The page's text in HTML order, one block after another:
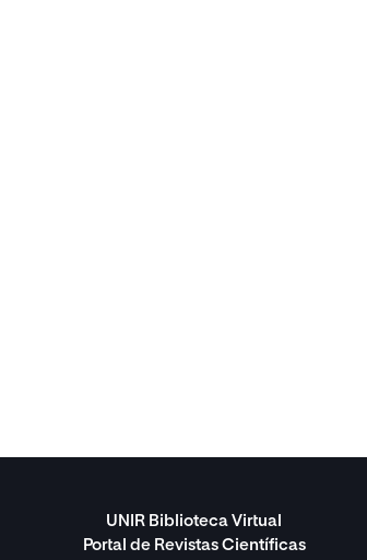
UNIR Biblioteca Virtual
Portal de Revistas Científicas